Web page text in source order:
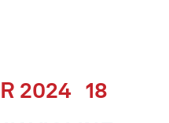
2024 18